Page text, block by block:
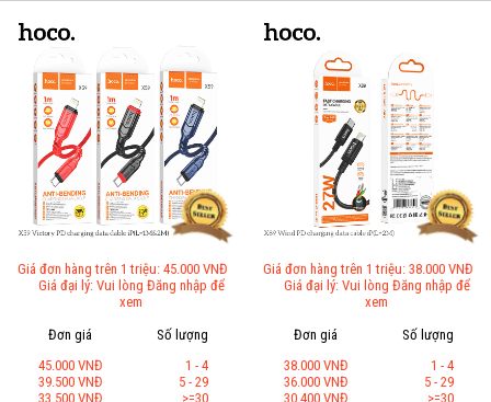
Giá đơn hàng trên 1 triệu: 45.000 VNĐ
Giá đại lý: Vui lòng Đăng nhập để
xem
Đơn giá
45.000 VNĐ
39.500 VNĐ
33.500 VNĐ
Số lượng
1 - 4
5 - 29
>=30
Giá đơn hàng trên 1 triệu: 38.000 VNĐ
Giá đại lý: Vui lòng Đăng nhập để
xem
Đơn giá
38.000 VNĐ
36.000 VNĐ
30.400 VNĐ
Số lượng
1 - 4
5 - 29
>=30